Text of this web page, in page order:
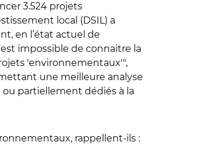
3.524 projets
local (DSIL) a
en l’état actuel de
impossible de connaitre la
'environnementaux'",
une meilleure analyse
partiellement dédiés à la
rappellent-ils :